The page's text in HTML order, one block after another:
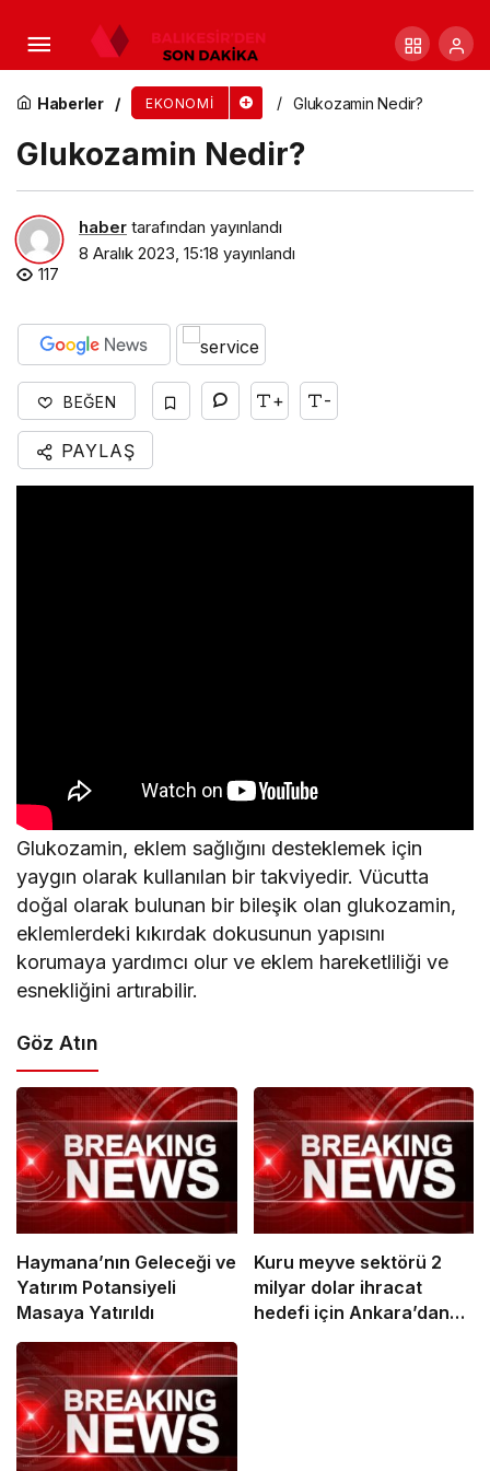
Haberler EKONOMI Glukozamin Nedir?
Glukozamin Nedir?
haber tarafından yayınlandı
8 Aralık 2023, 15:18 yayınlandı
117
BEĞEN + -
PAYLAŞ
Glukozamin, eklem sağlığını desteklemek için
yaygın olarak kullanılan bir takviyedir. Vücutta
doğal olarak bulunan bir bileşik olan glukozamin,
eklemlerdeki kıkırdak dokusunun yapısını
korumaya yardımcı olur ve eklem hareketliliği ve
esnekliğini artırabilir.
Göz Atın
Haymana’nın Geleceği ve
Yatırım Potansiyeli
Masaya Yatırıldı
Kuru meyve sektörü 2
milyar dolar ihracat
hedefi için Ankara’dan
Hosting Alırken Nelere Dikkat Etmeliyiz?